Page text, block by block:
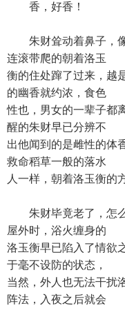
香，好香！
朱财耸动着鼻子，像
连滚带爬的朝着洛玉
衡的住处蹿了过来，越
的幽香就约浓，食色
性也，男女的一辈子都
醒的朱财早已分辨不
出他闻到的是雌性的体
救命稻草一般的落水
人一样，朝着洛玉衡的
朱财毕竟老了，怎么
屋外时，浴火缠身的
洛玉衡早已陷入了情欲
于毫不设防的状态，
当然，外人也无法干扰
阵法，入夜之后就会